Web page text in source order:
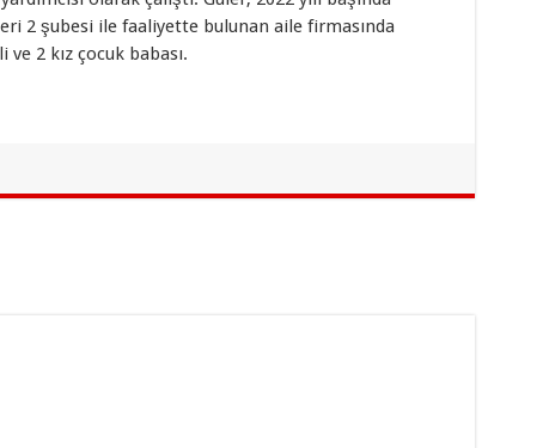
2 şubesi ile faaliyette bulunan aile firmasında
2 kız çocuk babası.